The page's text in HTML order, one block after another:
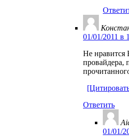
01/01/2011 в
Не нравится
провайдера,
Ответить
01/01/